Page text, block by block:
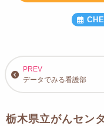
データでみる看護部
栃木県立がんセン